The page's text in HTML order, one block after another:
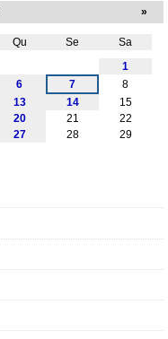
»
Qu Se
Sa
1
6 7
8
13 14
15
20 21
22
27 28
29